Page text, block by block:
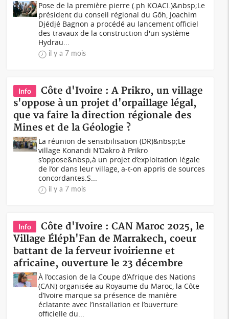
Pose de la première pierre (.ph KOACI.)&nbsp;Le
président du conseil régional du Gôh, Joachim
Djédjé Bagnon a procédé au lancement officiel
des travaux de la construction d'un système
Hydrau...
il y a 7 mois
Info
Côte d'Ivoire : A Prikro, un village
s'oppose à un projet d'orpaillage légal,
que va faire la direction régionale des
Mines et de la Géologie ?
La réunion de sensibilisation (DR)&nbsp;Le
village Konandi N’Dakro à Prikro
s’oppose&nbsp;à un projet d’exploitation légale
de l’or dans leur village, a-t-on appris de sources
concordantes.S...
il y a 7 mois
Info
Côte d'Ivoire : CAN Maroc 2025, le
Village Éléph'Fan de Marrakech, coeur
battant de la ferveur ivoirienne et
africaine, ouverture le 23 décembre
À l’occasion de la Coupe d’Afrique des Nations
(CAN) organisée au Royaume du Maroc, la Côte
d’Ivoire marque sa présence de manière
éclatante avec l’installation et l’ouverture
officielle du...